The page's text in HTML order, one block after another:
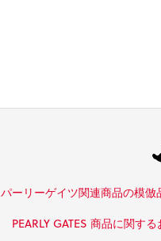
パーリーゲイツ関連商品の模
PEARLY GATES 商品に関す